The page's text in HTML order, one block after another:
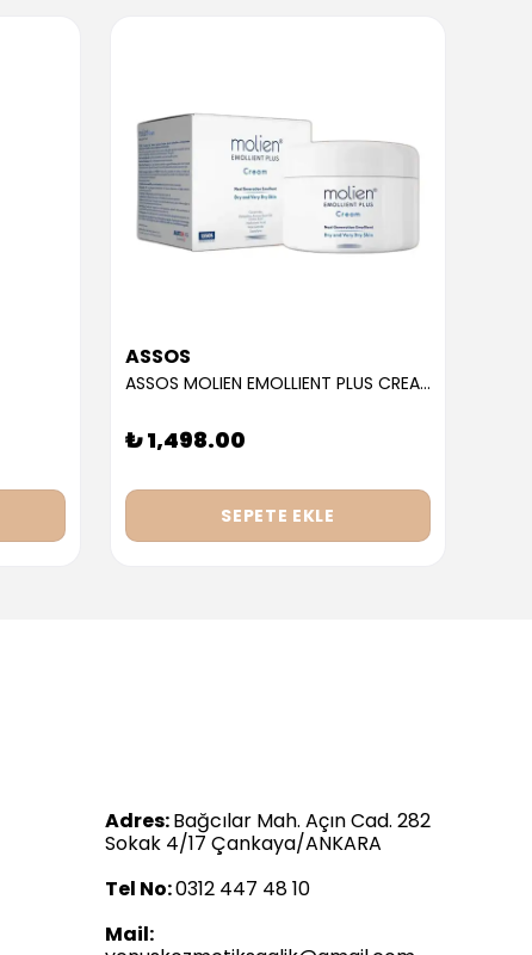
ASSOS
ASSOS MOLIEN EMOLLIENT PLUS CREAM 300ML
₺ 1,498.00
SEPETE EKLE
Adres:Bağcılar Mah. Açın Cad. 282
Sokak 4/17 Çankaya/ANKARA
Tel No:0312 447 48 10
Mail: